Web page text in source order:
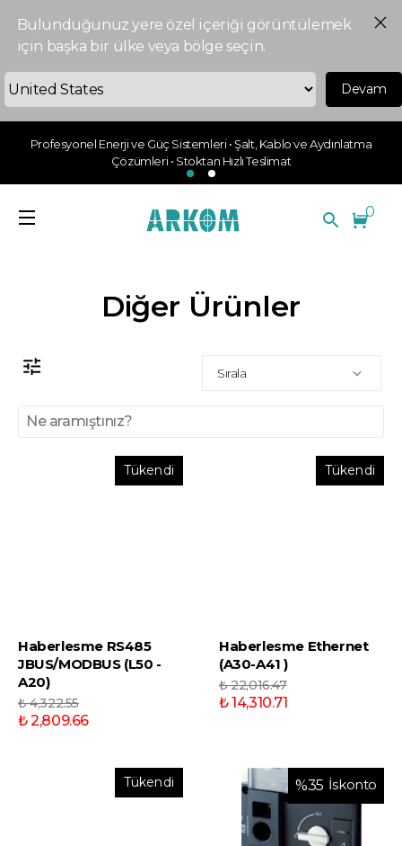
Bulunduğunuz yere özel içeriği görüntülemek
için başka bir ülke veya bölge seçin.
Devam
Profesyonel Enerji ve Güç Sistemleri • Şalt, Kablo ve Aydınlatma
Çözümleri • Stoktan Hızlı Teslimat
0
Diğer Ürünler
Sırala
Tükendi
Haberlesme RS485
JBUS/MODBUS (L50 -
A20)
₺ 4,322.55
₺ 2,809.66
Tükendi
Haberlesme Ethernet
(A30-A41 )
₺ 22,016.47
₺ 14,310.71
Tükendi %35 İskonto